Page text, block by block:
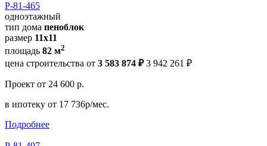
Р-81-465
одноэтажный
тип дома пеноблок
размер 11х11
площадь 82 м2
цена строительства от 3 583 874 ₽ 3 942 261 ₽
Проект от 24 600 р.
в ипотеку от 17 736р/мес.
Подробнее